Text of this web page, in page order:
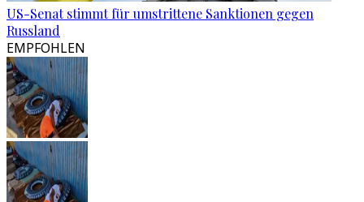
US-Senat stimmt für umstrittene Sanktionen gegen
Russland
EMPFOHLEN